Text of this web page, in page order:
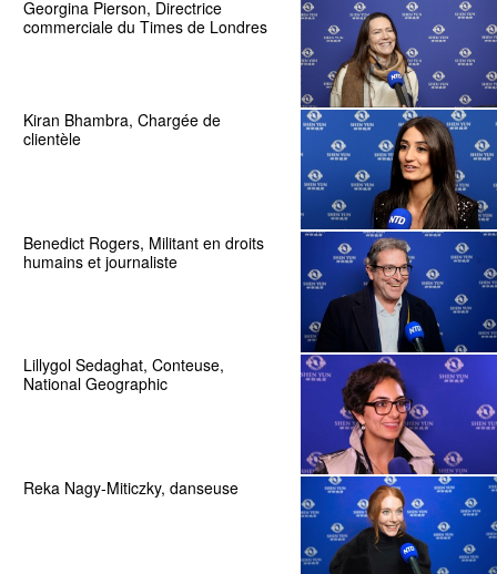
Georgina Pierson, Directrice
commerciale du Times de Londres
Kiran Bhambra, Chargée de
clientèle
Benedict Rogers, Militant en droits
humains et journaliste
Lillygol Sedaghat, Conteuse,
National Geographic
Reka Nagy-Miticzky, danseuse